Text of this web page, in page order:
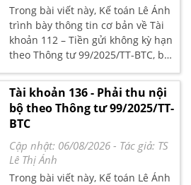
Trong bài viết này, Kế toán Lê Ánh
trình bày thông tin cơ bản về Tài
khoản 112 – Tiền gửi không kỳ hạn
theo Thông tư 99/2025/TT-BTC, bao
gồm nguyên tắc kế toán, kết cấu và
nội dung phản ánh của tài khoản,
kèm phương pháp kế toán đối với
một số giao dịch chủ yếu theo quy
định hiện hành.
Tài khoản 136 - Phải thu nội
bộ theo Thông tư 99/2025/TT-
BTC
Cập nhật: 06/08/2026 - Tác giả: TS
Lê Thị Ánh
Trong bài viết này, Kế toán Lê Ánh